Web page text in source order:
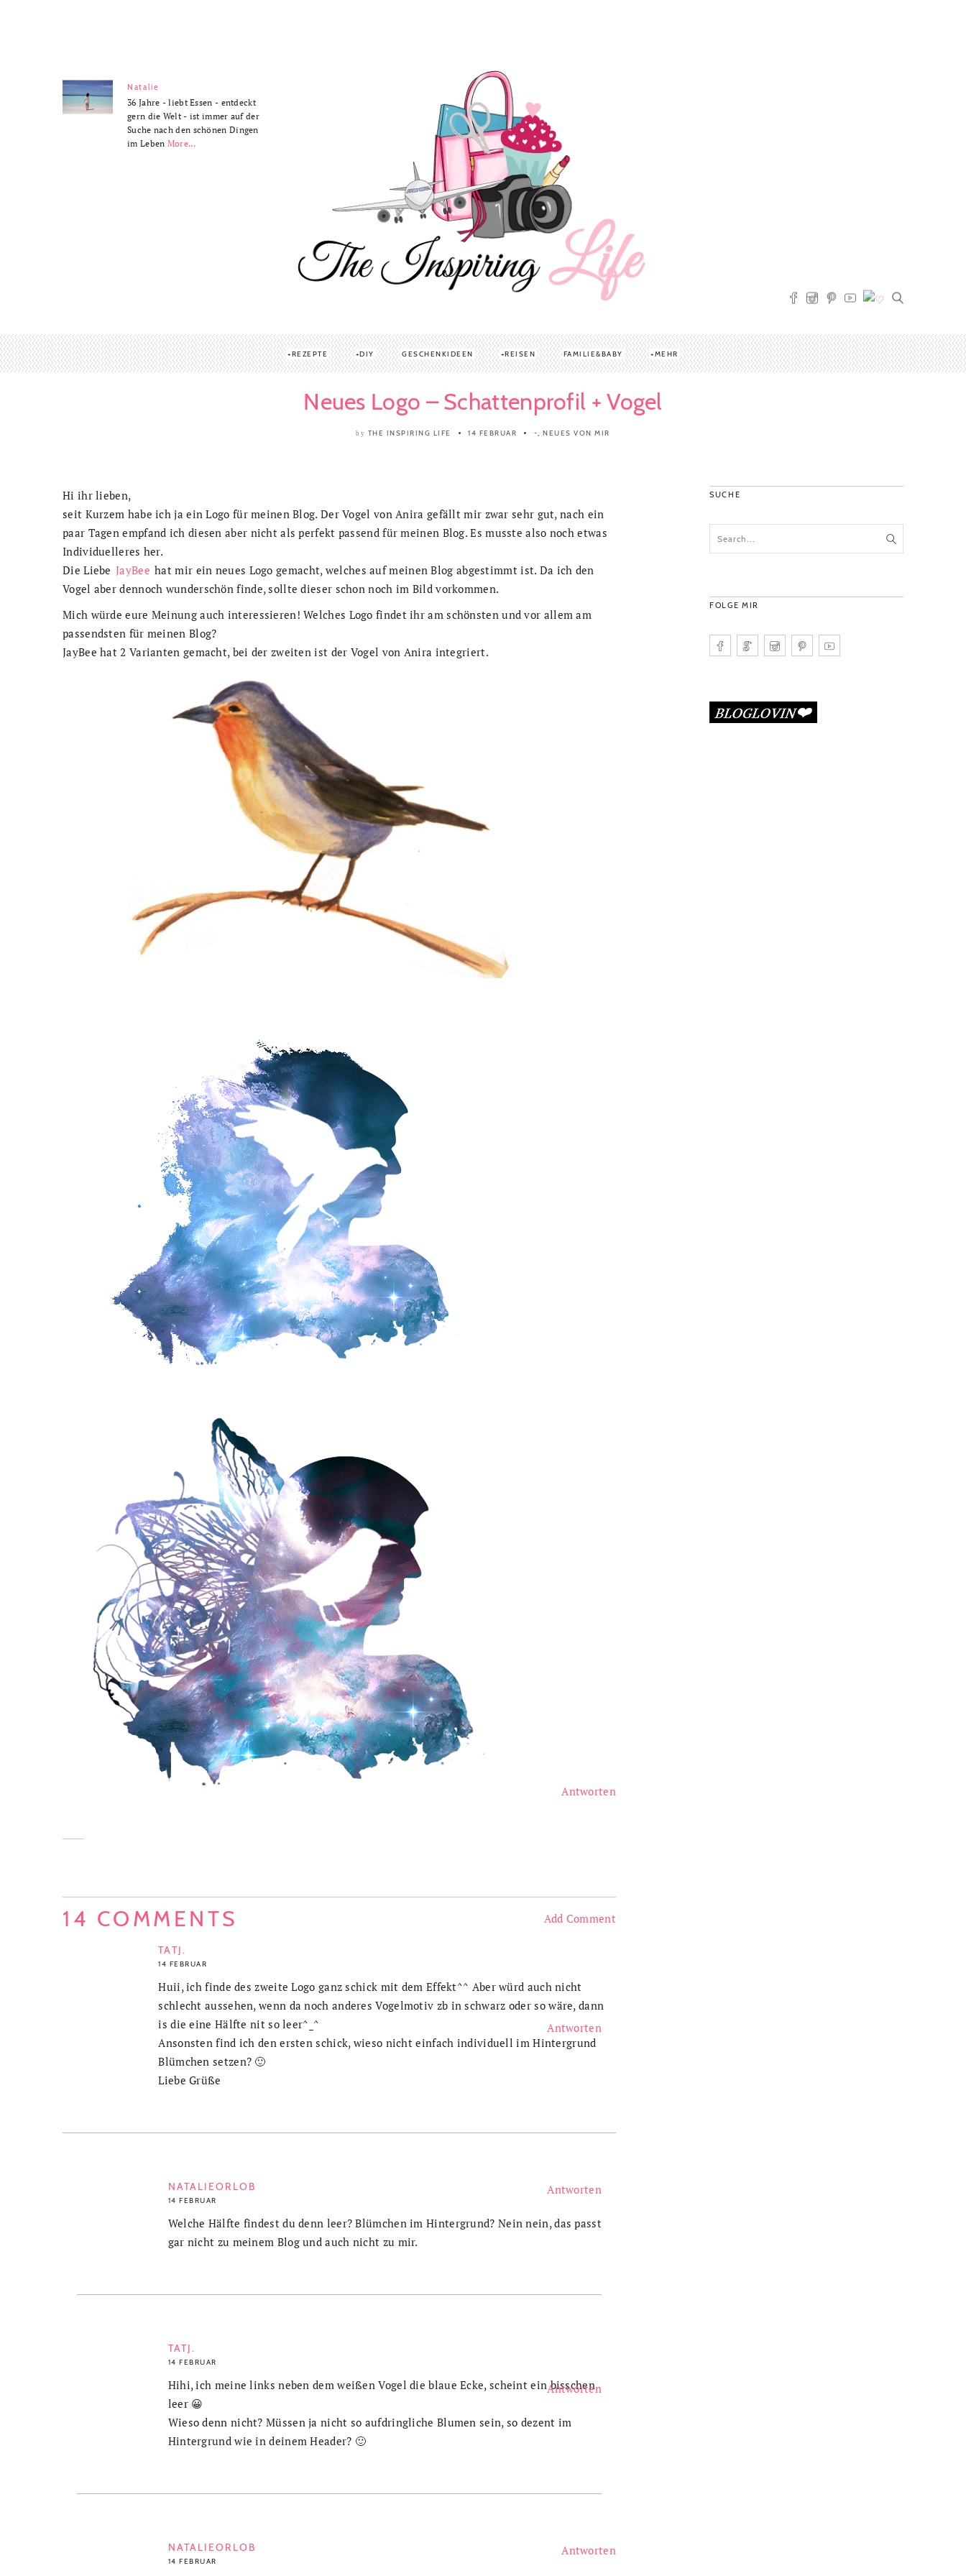
Natalie
36 Jahre - liebt Essen - entdeckt
gern die Welt - ist immer auf der
Suche nach den schönen Dingen
im Leben More...
REZEPTE DIY GESCHENKIDEEN REISEN FAMILIE&BABY MEHR
Neues Logo – Schattenprofil + Vogel
by THE INSPIRING LIFE 14 FEBRUAR -,NEUES VON MIR
Hi ihr lieben,
seit Kurzem habe ich ja ein Logo für meinen Blog. Der Vogel von Anira gefällt mir zwar sehr gut, nach ein
paar Tagen empfand ich diesen aber nicht als perfekt passend für meinen Blog. Es musste also noch etwas
Individuelleres her.
Die Liebe JayBee hat mir ein neues Logo gemacht, welches auf meinen Blog abgestimmt ist. Da ich den
Vogel aber dennoch wunderschön finde, sollte dieser schon noch im Bild vorkommen.
Mich würde eure Meinung auch interessieren! Welches Logo findet ihr am schönsten und vor allem am
passendsten für meinen Blog?
JayBee hat 2 Varianten gemacht, bei der zweiten ist der Vogel von Anira integriert.
14 COMMENTS Add Comment
TATJ.
14 FEBRUAR
Antworten
Huii, ich finde des zweite Logo ganz schick mit dem Effekt^^ Aber würd auch nicht
schlecht aussehen, wenn da noch anderes Vogelmotiv zb in schwarz oder so wäre, dann
is die eine Hälfte nit so leer^_^
Ansonsten find ich den ersten schick, wieso nicht einfach individuell im Hintergrund
Blümchen setzen? 🙂
Liebe Grüße
NATALIEORLOB
14 FEBRUAR
Antworten
Welche Hälfte findest du denn leer? Blümchen im Hintergrund? Nein nein, das passt
gar nicht zu meinem Blog und auch nicht zu mir.
TATJ.
14 FEBRUAR
Antworten
Hihi, ich meine links neben dem weißen Vogel die blaue Ecke, scheint ein bisschen
leer 😀
Wieso denn nicht? Müssen ja nicht so aufdringliche Blumen sein, so dezent im
Hintergrund wie in deinem Header? 🙂
NATALIEORLOB
14 FEBRUAR
Antworten
Antworten
SUCHE
FOLGE MIR